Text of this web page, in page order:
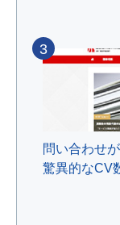
問い合わせ
驚異的なCV
3